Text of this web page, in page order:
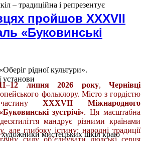
– традиційна і репрезентує
рідної культури».
установи
мистецьких шкіл краю
пройшов XXXVII
«Буковинські
липня 2026 року, Чернівці
фольклору. Місто з гордістю
частинуXXXVII Міжнародного
зустрічі». Ця масштабна
мандрує різними країнами
але глибоку істину: народні традиції